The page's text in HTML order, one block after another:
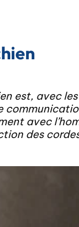
est, avec
avec
des